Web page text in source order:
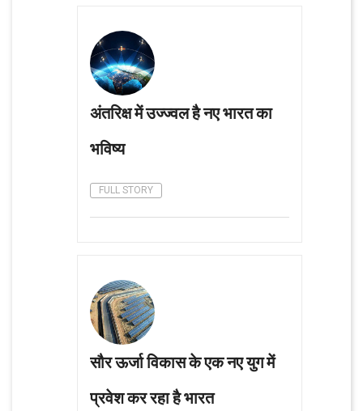
अंतरिक्ष में उज्ज्वल है नए भारत का
भविष्य
FULL STORY
सौर ऊर्जा विकास के एक नए युग में
प्रवेश कर रहा है भारत